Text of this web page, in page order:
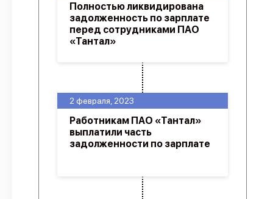
2 февраля, 2023
Работникам ПАО «Тантал»
выплатили часть
задолженности по зарплате
Полностью ликвидирована
задолженность по зарплате
перед сотрудниками ПАО
«Тантал»